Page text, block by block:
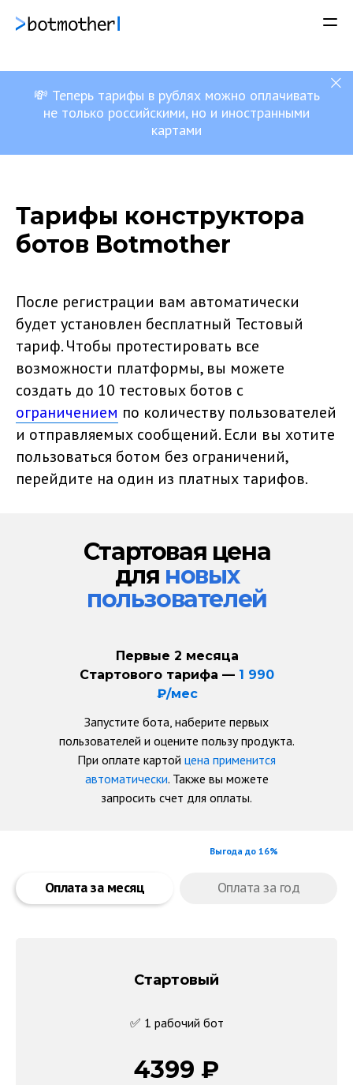
💸 Теперь тарифы в рублях можно оплачивать
не только российскими, но и иностранными
картами
Тарифы конструктора
ботов Botmother
После регистрации вам автоматически
будет установлен бесплатный Тестовый
тариф. Чтобы протестировать все
возможности платформы, вы можете
создать до 10 тестовых ботов с
ограничением по количеству пользователей
и отправляемых сообщений. Если вы хотите
пользоваться ботом без ограничений,
перейдите на один из платных тарифов.
Запустите бота, наберите первых
пользователей и оцените пользу продукта.
При оплате картой цена применится
автоматически. Также вы можете
запросить счет для оплаты.
Первые 2 месяца
Стартового тарифа — 1 990
₽/мес
Стартовая цена
для новых
пользователей
Выгода до 16%
Оплата за месяц Оплата за год
Стартовый
✅ 1 рабочий бот
4399 ₽